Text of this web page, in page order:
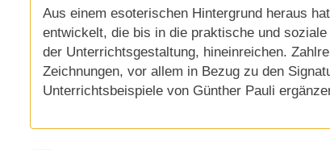
Aus einem esoterischen Hintergrund heraus
entwickelt, die bis in die praktische und soziale
der Unterrichtsgestaltung, hineinreichen.
Zeichnungen, vor allem in Bezug zu den
Unterrichtsbeispiele von Günther Pauli